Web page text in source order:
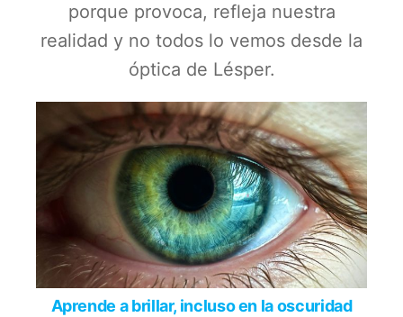
porque provoca, refleja nuestra
realidad y no todos lo vemos desde la
óptica de Lésper.
Aprende a brillar, incluso en la oscuridad